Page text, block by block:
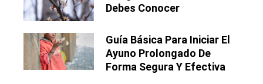
Debes Conocer
Guía Básica Para Iniciar El
Ayuno Prolongado De
Forma Segura Y Efectiva